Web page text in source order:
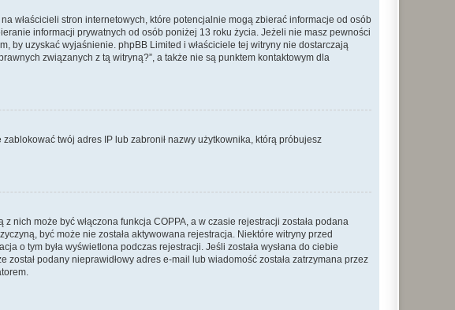
właścicieli stron internetowych, które potencjalnie mogą zbierać informacje od osób
informacji prywatnych od osób poniżej 13 roku życia. Jeżeli nie masz pewności
by uzyskać wyjaśnienie. phpBB Limited i właściciele tej witryny nie dostarczają
związanych z tą witryną?”, a także nie są punktem kontaktowym dla
zablokować twój adres IP lub zabronił nazwy użytkownika, którą próbujesz
nich może być włączona funkcja COPPA, a w czasie rejestracji została podana
być może nie została aktywowana rejestracja. Niektóre witryny przed
o tym była wyświetlona podczas rejestracji. Jeśli została wysłana do ciebie
podany nieprawidłowy adres e-mail lub wiadomość została zatrzymana przez